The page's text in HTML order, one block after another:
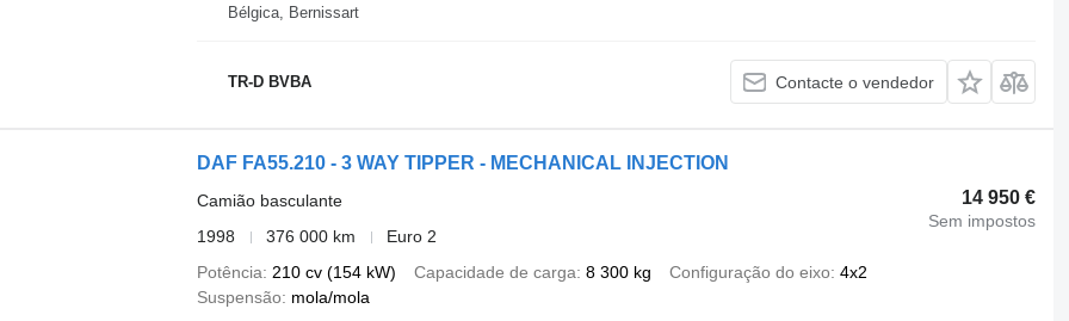
Bélgica, Bernissart
TR-D BVBA Contacte o vendedor
DAF FA55.210 - 3 WAY TIPPER - MECHANICAL INJECTION
14 950 €
Sem impostos
Camião basculante
1998
376 000 km
Euro 2
Potência
210 cv (154 kW) Capacidade de carga 8 300 kg Configuração do eixo 4x2
Suspensão
mola/mola